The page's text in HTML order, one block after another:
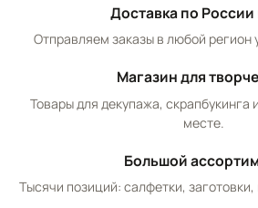
Доставка по
Отправляем заказы в любой
Магазин для
Товары для декупажа, скрапбукинга
месте.
Большой
Тысячи позиций: салфетки,